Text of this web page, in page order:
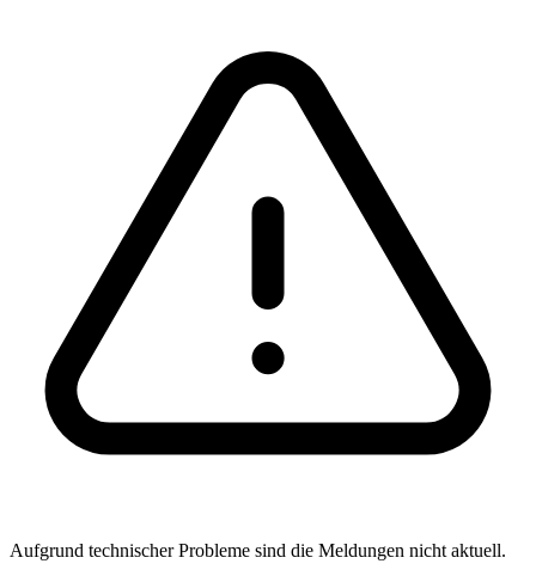
Aufgrund technischer Probleme sind die Meldungen nicht aktuell.